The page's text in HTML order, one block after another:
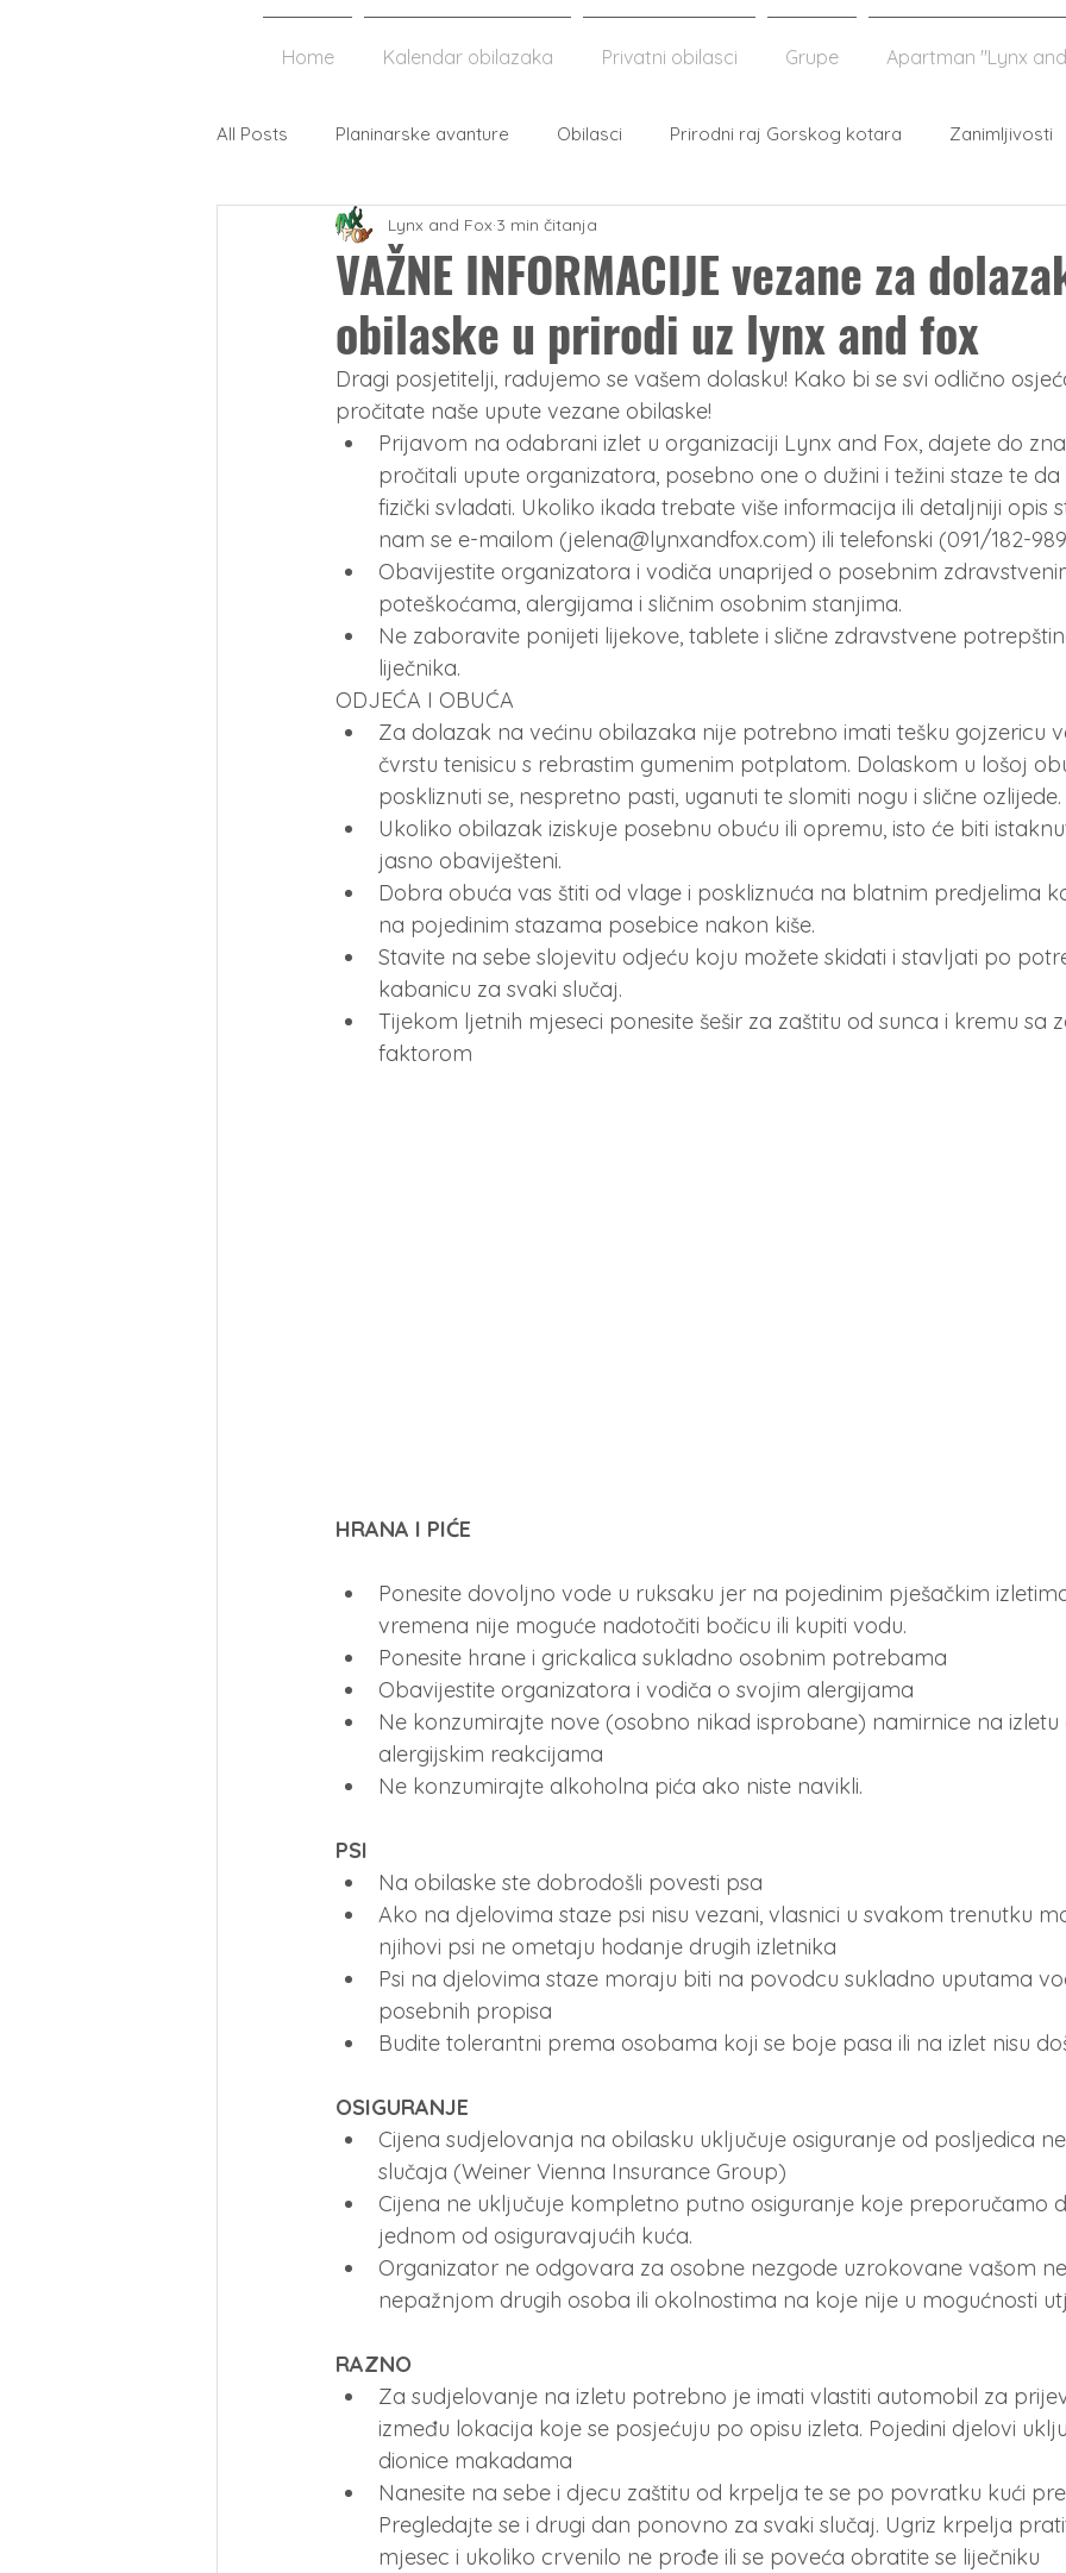
Home Kalendar obilazaka Privatni obilasci Grupe Apartman "Lynx
All Posts Planinarske avanture Obilasci Prirodni raj Gorskog kotara Zanimljivosti
Lokalni okusi i tradicija
VAŽNE INFORMACIJE vezane za
obilaske u prirodi uz lynx and fox
Lynx and Fox 3 min čitanja
Dragi posjetitelji, radujemo se vašem dolasku! Kako bi se svi odlično
pročitate naše upute vezane obilaske!
Prijavom na odabrani izlet u organizaciji Lynx and Fox, dajete do
pročitali upute organizatora, posebno one o dužini i težini staze te
fizički svladati. Ukoliko ikada trebate više informacija ili detaljniji opis
nam se e-mailom (jelena@lynxandfox.com) ili telefonski (091/182-
Obavijestite organizatora i vodiča unaprijed o posebnim
poteškoćama, alergijama i sličnim osobnim stanjima.
Ne zaboravite ponijeti lijekove, tablete i slične zdravstvene
liječnika.
ODJEĆA I OBUĆA
Za dolazak na većinu obilazaka nije potrebno imati tešku gojzericu
čvrstu tenisicu s rebrastim gumenim potplatom. Dolaskom u lošoj
poskliznuti se, nespretno pasti, uganuti te slomiti nogu i slične ozlijede.
Ukoliko obilazak iziskuje posebnu obuću ili opremu, isto će biti
jasno obaviješteni.
Dobra obuća vas štiti od vlage i poskliznuća na blatnim predjelima
na pojedinim stazama posebice nakon kiše.
Stavite na sebe slojevitu odjeću koju možete skidati i stavljati po
kabanicu za svaki slučaj.
Tijekom ljetnih mjeseci ponesite šešir za zaštitu od sunca i kremu sa
faktorom
HRANA I PIĆE
Ponesite dovoljno vode u ruksaku jer na pojedinim pješačkim
vremena nije moguće nadotočiti bočicu ili kupiti vodu.
Ponesite hrane i grickalica sukladno osobnim potrebama
Obavijestite organizatora i vodiča o svojim alergijama
Ne konzumirajte nove (osobno nikad isprobane) namirnice na izletu
alergijskim reakcijama
Ne konzumirajte alkoholna pića ako niste navikli.
PSI
Na obilaske ste dobrodošli povesti psa
Ako na djelovima staze psi nisu vezani, vlasnici u svakom trenutku
njihovi psi ne ometaju hodanje drugih izletnika
Psi na djelovima staze moraju biti na povodcu sukladno uputama
posebnih propisa
Budite tolerantni prema osobama koji se boje pasa ili na izlet nisu
OSIGURANJE
Cijena sudjelovanja na obilasku uključuje osiguranje od posljedica
slučaja (Weiner Vienna Insurance Group)
Cijena ne uključuje kompletno putno osiguranje koje preporučamo
jednom od osiguravajućih kuća.
Organizator ne odgovara za osobne nezgode uzrokovane vašom
nepažnjom drugih osoba ili okolnostima na koje nije u mogućnosti
RAZNO
Za sudjelovanje na izletu potrebno je imati vlastiti automobil za
između lokacija koje se posjećuju po opisu izleta. Pojedini djelovi
dionice makadama
Nanesite na sebe i djecu zaštitu od krpelja te se po povratku kući
Pregledajte se i drugi dan ponovno za svaki slučaj. Ugriz krpelja
mjesec i ukoliko crvenilo ne prođe ili se poveća obratite se liječniku